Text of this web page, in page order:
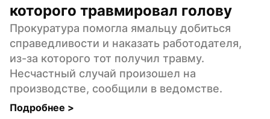
которого травмировал голову
Прокуратура помогла ямальцу добиться
справедливости и наказать работодателя,
из-за которого тот получил травму.
Несчастный случай произошел на
производстве, сообщили в ведомстве.
Подробнее >